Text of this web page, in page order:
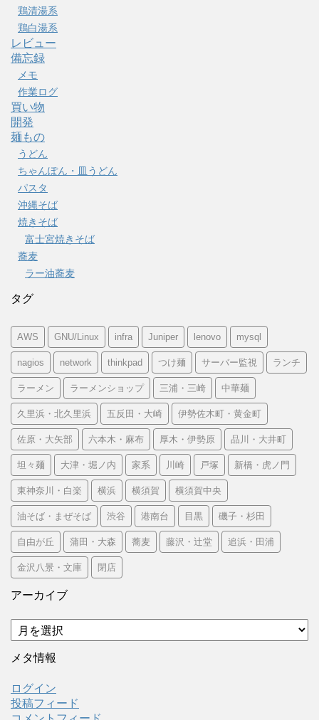
鶏清湯系
鶏白湯系
レビュー
備忘録
メモ
作業ログ
買い物
開発
麺もの
うどん
ちゃんぽん・皿うどん
パスタ
沖縄そば
焼きそば
富士宮焼きそば
蕎麦
ラー油蕎麦
タグ
AWS GNU/Linux infra Juniper lenovo mysql
nagios network thinkpad つけ麺 サーバー監視 ランチ
ラーメン ラーメンショップ 三浦・三崎 中華麺
久里浜・北久里浜 五反田・大崎 伊勢佐木町・黄金町
佐原・大矢部 六本木・麻布 厚木・伊勢原 品川・大井町
坦々麺 大津・堀ノ内 家系 川崎 戸塚 新橋・虎ノ門
東神奈川・白楽 横浜 横須賀 横須賀中央
油そば・まぜそば 渋谷 港南台 目黒 磯子・杉田
自由が丘 蒲田・大森 蕎麦 藤沢・辻堂 追浜・田浦
金沢八景・文庫 閉店
アーカイブ
ア
ー
カ
ブ
メタ情報
ログイン
投稿フィード